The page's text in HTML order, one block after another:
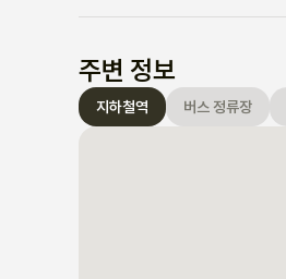
주변 정보
지하철역 버스 정류장